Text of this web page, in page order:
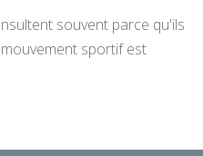
souvent parce qu'ils
sportif est